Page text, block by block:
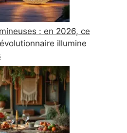
: en 2026, ce
illumine